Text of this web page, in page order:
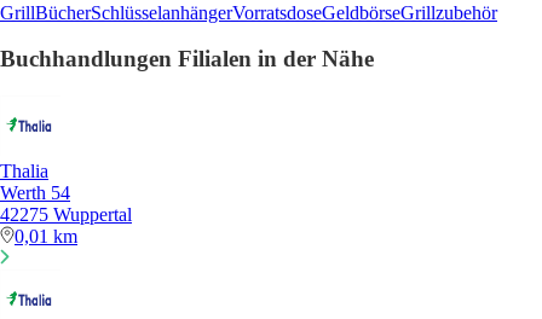
GrillBücherSchlüsselanhängerVorratsdoseGeldbörseGrillzubehör
Buchhandlungen Filialen in der Nähe
Thalia
Werth 54
42275 Wuppertal
0,01 km